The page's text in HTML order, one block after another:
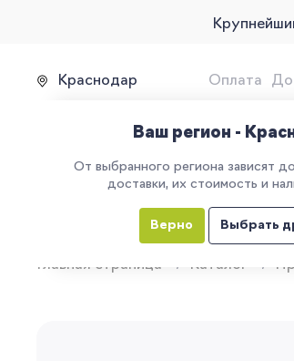
Краснодар Оплата
Продажа,
УСЛУГИ
Главная страница Каталог
Ваш регион -
От выбранного региона зависят
доставки, их стоимость и
Верно Выбрать